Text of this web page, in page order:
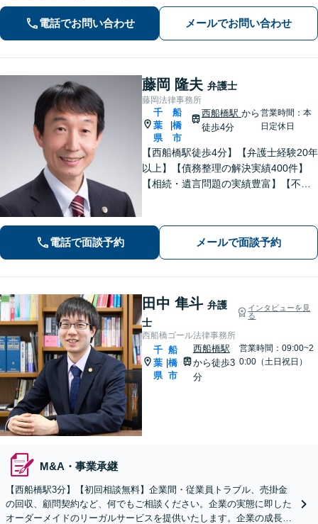
直接、初回相談から解決まで一貫して
丁寧にサポートいたします。【夜間・
土日相談◎】
電話でお問い合わせ メールでお問い合わせ
藤岡 隆夫 弁護士
藤岡法律事務所
千
葉
県
|
船
橋
市
西船橋駅 から
徒歩4分
営業時間：本
日定休日
【西船橋駅徒歩4分】【弁護士経験20年
以上】【債務整理の解決実績400件】
【相続・遺言問題の実績豊富】【不動
親身にサポートし解決へ。【企業勤め
経験有の弁護士】
電話で面談予約 メールで面談予約
田中 隼斗 弁護
士
インタビューを見
る
西船橋ゴール法律事務所
千
葉
県
|
船
橋
市
西船橋駅
から徒歩3
分
営業時間：09:00~2
0:00（土日祝日）
M&A・事業承継
【西船橋駅3分】【初回相談無料】企業間・従業員トラブル、売掛金
の回収、顧問契約など、何でもご相談ください。企業の実態に即した
オーダーメイドのリーガルサービスを提供いたします。企業の成長を